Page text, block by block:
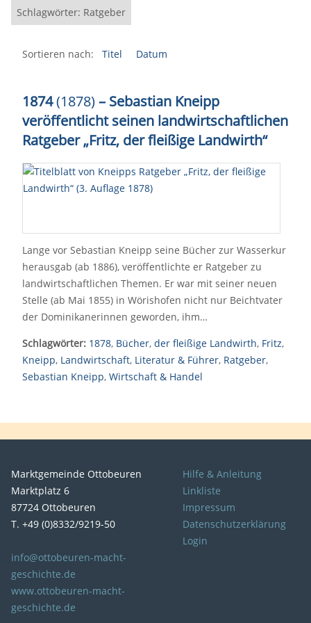
Schlagwörter: Ratgeber
Sortieren nach: Titel Datum
1874(1878)– Sebastian Kneipp
veröffentlicht seinen landwirtschaftlichen
Ratgeber „Fritz, der fleißige Landwirth“
Lange vor Sebastian Kneipp seine Bücher zur Wasserkur
herausgab (ab 1886), veröffentlichte er Ratgeber zu
landwirtschaftlichen Themen. Er war mit seiner neuen
Stelle (ab Mai 1855) in Wörishofen nicht nur Beichtvater
der Dominikanerinnen geworden, ihm…
Schlagwörter: 1878, Bücher, der fleißige Landwirth, Fritz,
Kneipp, Landwirtschaft, Literatur & Führer, Ratgeber,
Sebastian Kneipp, Wirtschaft & Handel
Marktgemeinde Ottobeuren
Marktplatz 6
87724 Ottobeuren
T. +49 (0)8332/9219-50
info@ottobeuren-macht-
geschichte.de
www.ottobeuren-macht-
geschichte.de
Hilfe & Anleitung
Linkliste
Impressum
Datenschutzerklärung
Login